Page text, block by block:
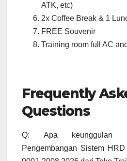
ATK, etc)
2x Coffee Break & 1
FREE Souvenir
Training room full AC
Frequently
Questions
Q: Apa keunggulan
Pengembangan Sistem